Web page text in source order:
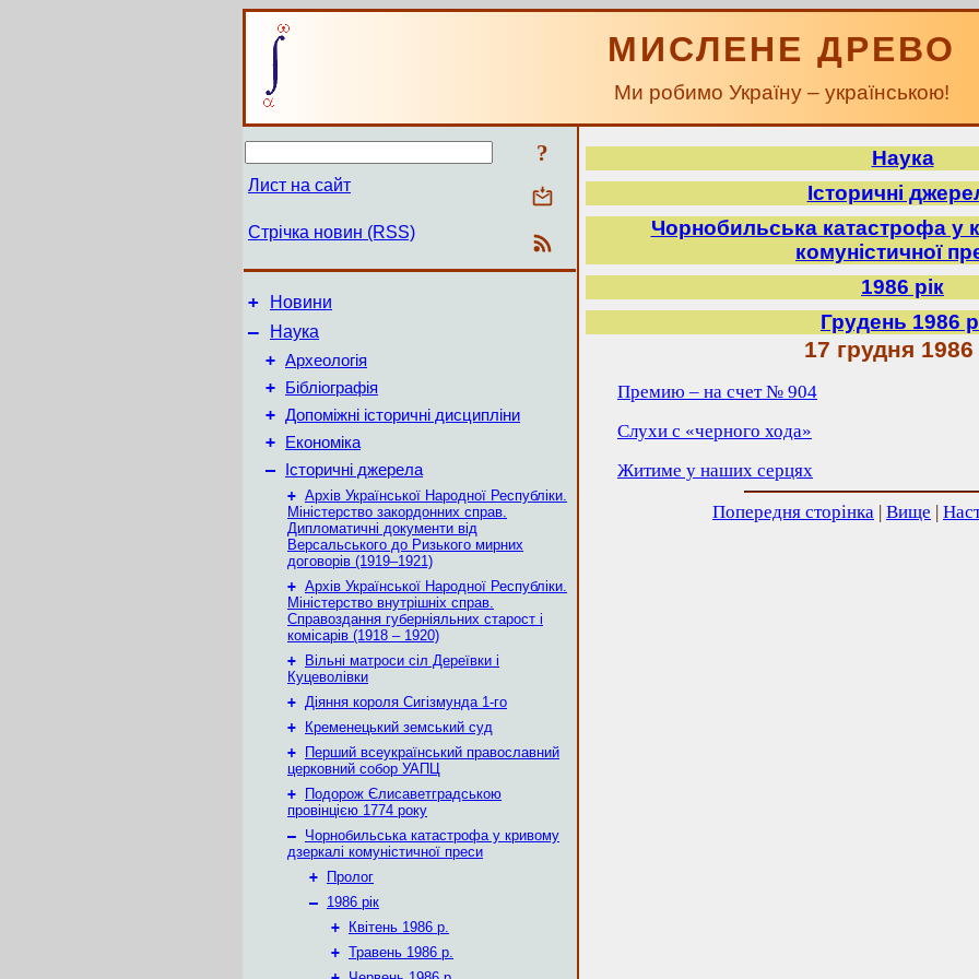
МИСЛЕНЕ ДРЕВО
Ми робимо Україну – українською!
?
Лист на сайт
Стрічка новин (RSS)
+ Новини
–
Наука
+ Археологія
+ Бібліографія
+ Допоміжні історичні дисципліни
+ Економіка
– Історичні джерела
+ Архів Української Народної Республіки.
Міністерство закордонних справ.
Дипломатичні документи від
Версальського до Ризького мирних
договорів (1919–1921)
+ Архів Української Народної Республіки.
Міністерство внутрішніх справ.
Справоздання губерніяльних старост і
комісарів (1918 – 1920)
+
Вільні матроси сіл Дереївки і
Куцеволівки
+ Діяння короля Сигізмунда 1-го
+
Кременецький земський суд
+
Перший всеукраїнський православний
церковний собор УАПЦ
+
Подорож Єлисаветградською
провінцією 1774 року
– Чорнобильська катастрофа у кривому
дзеркалі комуністичної преси
+
Пролог
– 1986 рік
+
Квітень 1986 р.
+ Травень 1986 р.
Наука
Історичні
Чорнобильська катастрофа у
комуністичної
1986 рік
Грудень 1986
17 грудня 1986
Премию – на счет № 904
Слухи с «черного хода»
Житиме у наших серцях
Попередня сторінка | Вище |